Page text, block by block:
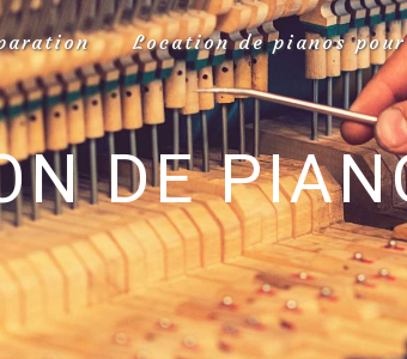
Location de pianos
DE